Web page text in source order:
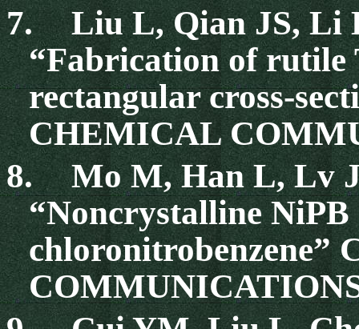
7.
Liu L, Qian JS, Li
“Fabrication of rutile
rectangular cross-
CHEMICAL
8.
Mo M, Han L, Lv
“Noncrystalline
chloronitrobenzene”